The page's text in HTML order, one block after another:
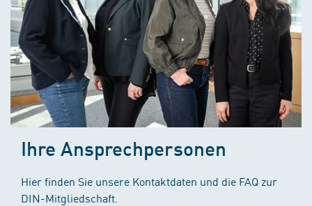
Ihre Ansprechpersonen
Hier finden Sie unsere Kontaktdaten und die FAQ zur
DIN-Mitgliedschaft.